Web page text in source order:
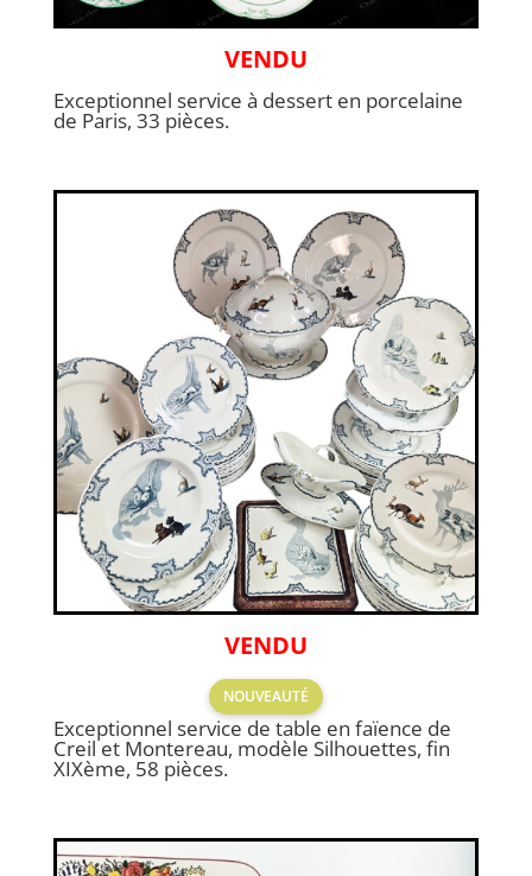
VENDU
Exceptionnel service à dessert en porcelaine
de Paris, 33 pièces.
VENDU
NOUVEAUTÉ
Exceptionnel service de table en faïence de
Creil et Montereau, modèle Silhouettes, fin
XIXème, 58 pièces.